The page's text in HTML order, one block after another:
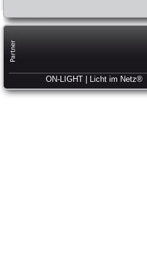
ON-LIGHT | Licht im Netz®